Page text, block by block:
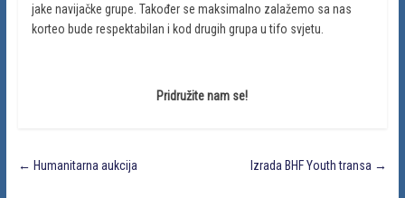
jake navijačke grupe. Također se maksimalno zalažemo sa nas
korteo bude respektabilan i kod drugih grupa u tifo svjetu.
Pridružite nam se!
← Humanitarna aukcija Izrada BHF Youth transa →